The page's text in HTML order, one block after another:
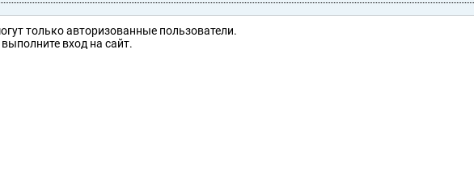
только авторизованные пользователи.
вход на сайт.